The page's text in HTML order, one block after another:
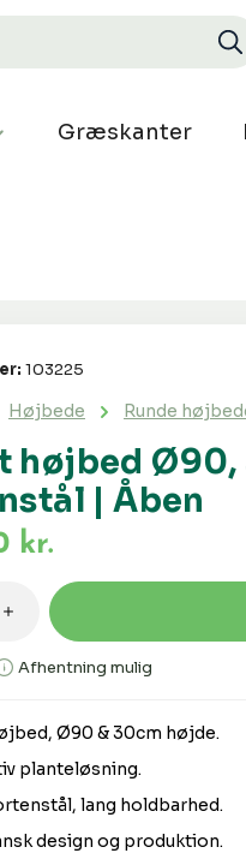
Græskanter
højbed Ø90,
| Åben
Højbede Runde
103225
Ø90 & 30cm højde.
planteløsning.
lang holdbarhed.
design og produktion.
kr.
Afhentning mulig